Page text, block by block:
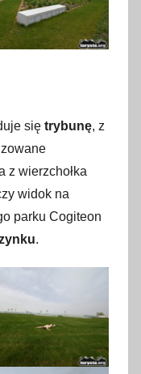
się trybunę, z
z wierzchołka
widok na
parku Cogiteon
.